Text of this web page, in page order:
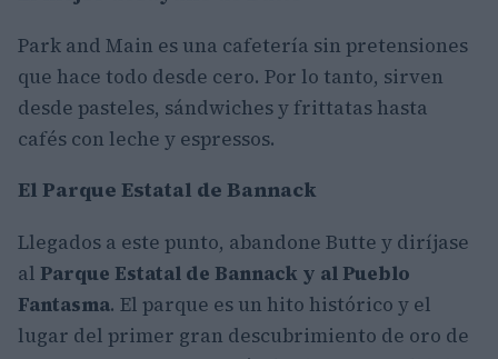
Park and Main es una cafetería sin pretensiones
que hace todo desde cero. Por lo tanto, sirven
desde pasteles, sándwiches y frittatas hasta
cafés con leche y espressos.
El Parque Estatal de Bannack
Llegados a este punto, abandone Butte y diríjase
al Parque Estatal de Bannack y al Pueblo
Fantasma. El parque es un hito histórico y el
lugar del primer gran descubrimiento de oro de